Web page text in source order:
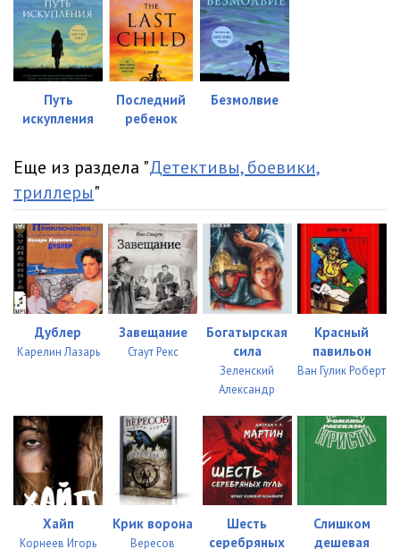
19
20
21
22
25 28:27
18:16
27 26:15
28 25:10
29 22:33
31 18:16
32
33 13:28
34 13:41
Путь
искупления
Последний
ребенок
Безмолвие
Еще из раздела "Детективы, боевики,
триллеры"
Дублер
Карелин Лазарь
Завещание
Стаут Рекс
Богатырская
сила
Зеленский
Александр
Красный
павильон
Ван Гулик Роберт
Хайп
Корнеев Игорь
Крик ворона
Вересов
Шесть
серебряных
Слишком
дешевая